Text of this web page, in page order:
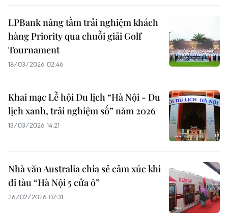
LPBank nâng tầm trải nghiệm khách
hàng Priority qua chuỗi giải Golf
Tournament
18/03/2026 02:46
Khai mạc Lễ hội Du lịch “Hà Nội - Du
lịch xanh, trải nghiệm số” năm 2026
13/03/2026 14:21
Nhà văn Australia chia sẻ cảm xúc khi
đi tàu “Hà Nội 5 cửa ô”
26/02/2026 07:31